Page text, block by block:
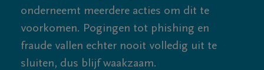
onderneemt meerdere acties om dit te
voorkomen. Pogingen tot phishing en
fraude vallen echter nooit volledig uit te
sluiten, dus blijf waakzaam.